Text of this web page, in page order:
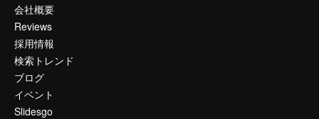
会社概要
Reviews
採用情報
検索トレンド
ブログ
イベント
Slidesgo